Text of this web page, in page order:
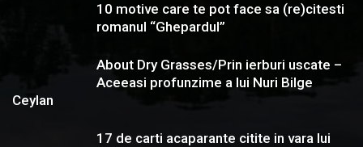
10 motive care te pot face sa (re)citesti
romanul “Ghepardul”
About Dry Grasses/Prin ierburi uscate –
Aceeasi profunzime a lui Nuri Bilge
Ceylan
17 de carti acaparante citite in vara lui